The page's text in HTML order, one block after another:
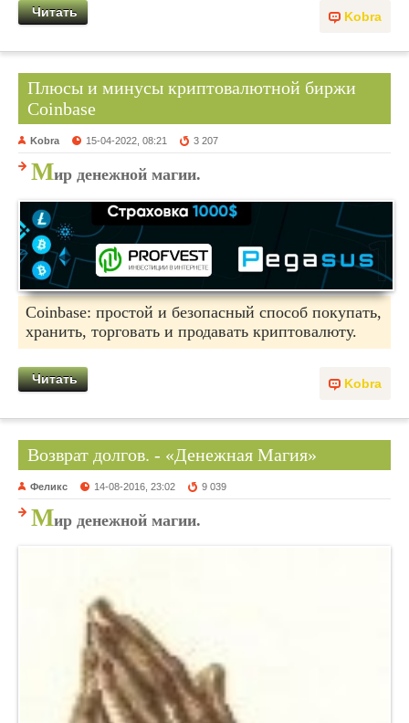
Kobra
Читать
Плюсы и минусы криптовалютной биржи
Coinbase
Kobra 15-04-2022, 08:21 3 207
Мир денежной магии.
Coinbase: простой и безопасный способ покупать,
хранить, торговать и продавать криптовалюту.
Kobra
Читать
Возврат долгов. - «Денежная Магия»
Феликс 14-08-2016, 23:02 9 039
Мир денежной магии.